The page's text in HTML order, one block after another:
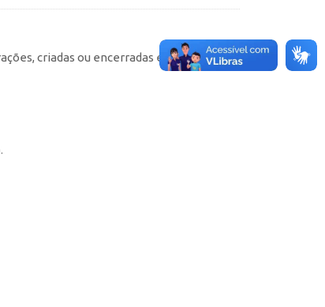
criadas ou encerradas em cada